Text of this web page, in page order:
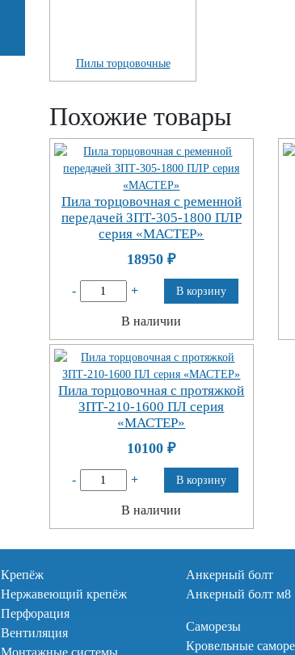
Пилы торцовочные
Похожие товары
Пила торцовочная с ременной
передачей ЗПТ-305-1800 ПЛР
серия «МАСТЕР»
18950₽
- + В корзину
В наличии
Пила торцовочная с протяжкой
ЗПТ-210-1600 ПЛ серия
«МАСТЕР»
10100₽
- + В корзину
В наличии
Крепёж
Нержавеющий крепёж
Перфорация
Вентиляция
Монтажные системы
Анкерный болт
Анкерный болт м8
Саморезы
Кровельные